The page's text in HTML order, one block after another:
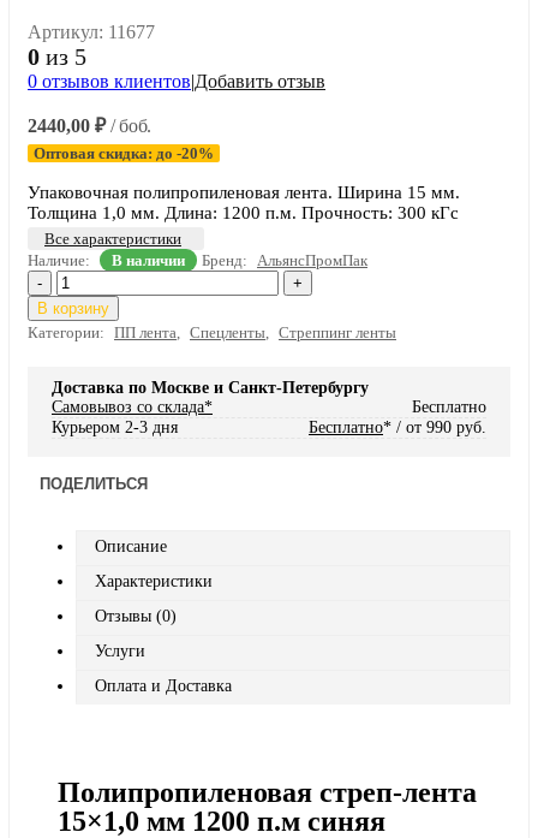
Артикул: 11677
0 из 5
0 отзывов клиентов|Добавить отзыв
2440,00 ₽ / боб.
Оптовая скидка: до -20%
Упаковочная полипропиленовая лента. Ширина 15 мм.
Толщина 1,0 мм. Длина: 1200 п.м. Прочность: 300 кГс
Все характеристики
Наличие:
В наличии Бренд:
АльянсПромПак
-
+
В корзину
Категории: ПП лента Спецленты Стреппинг ленты
Доставка по Москве и Санкт-Петербургу
Самовывоз со склада*
Бесплатно
Курьером 2-3 дня
Бесплатно* / от 990 руб.
ПОДЕЛИТЬСЯ
Описание
Характеристики
Отзывы (0)
Услуги
Оплата и Доставка
Полипропиленовая стреп-лента
15×1,0 мм 1200 п.м синяя